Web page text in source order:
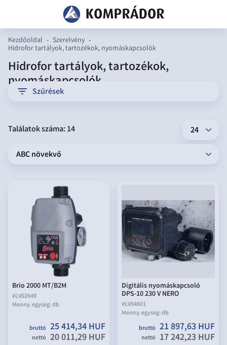
Kezdőoldal - Szerelvény -
Hidrofor tartályok, tartozékok, nyomáskapcsolók
Hidrofor tartályok, tartozékok,
nyomáskapcsolók
Találatok száma: 14
Brio 2000 MT/B2M
#LV02649
Menny. egység:db
bruttó 25 414,34 HUF
nettó 20 011,29 HUF
Digitális nyomáskapcsoló
DPS-10 230 V NERO
#LV04601
Menny. egység:db
bruttó 21 897,63 HUF
nettó 17 242,23 HUF
filter Szűrések